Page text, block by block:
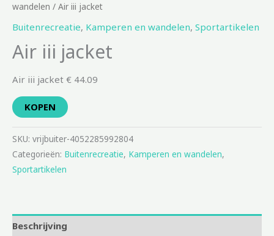
wandelen / Air iii jacket
Buitenrecreatie, Kamperen en wandelen, Sportartikelen
Air iii jacket
Air iii jacket € 44.09
KOPEN
SKU: vrijbuiter-4052285992804
Categorieën: Buitenrecreatie, Kamperen en wandelen,
Sportartikelen
Beschrijving